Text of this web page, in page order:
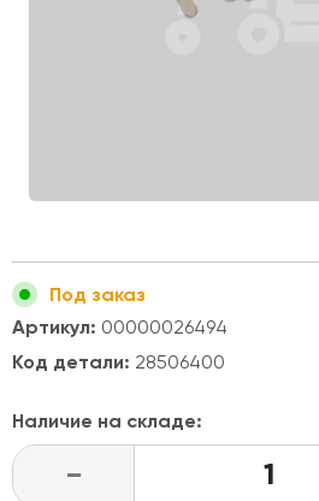
Под заказ
Артикул: 00000026494
Код детали: 28506400
Наличие на складе:
-